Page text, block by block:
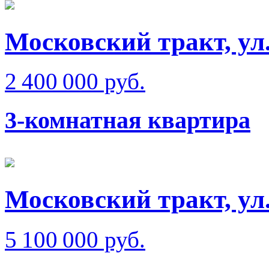
Московский тракт,
2 400 000 руб.
3-комнатная квартира
Московский тракт,
5 100 000 руб.